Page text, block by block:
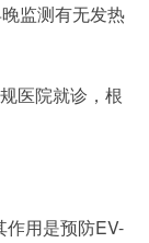
监测有无发热
医院就诊，根
作用是预防EV-